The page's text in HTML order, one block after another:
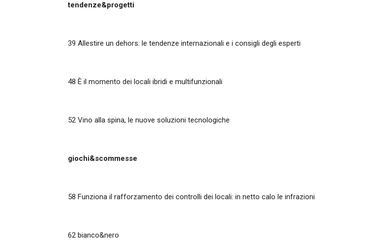
tendenze&progetti
39 Allestire un dehors: le tendenze internazionali e i consigli degli esperti
48 È il momento dei locali ibridi e multifunzionali
52 Vino alla spina, le nuove soluzioni tecnologiche
giochi&scommesse
58 Funziona il rafforzamento dei controlli dei locali: in netto calo le infrazioni
62 bianco&nero